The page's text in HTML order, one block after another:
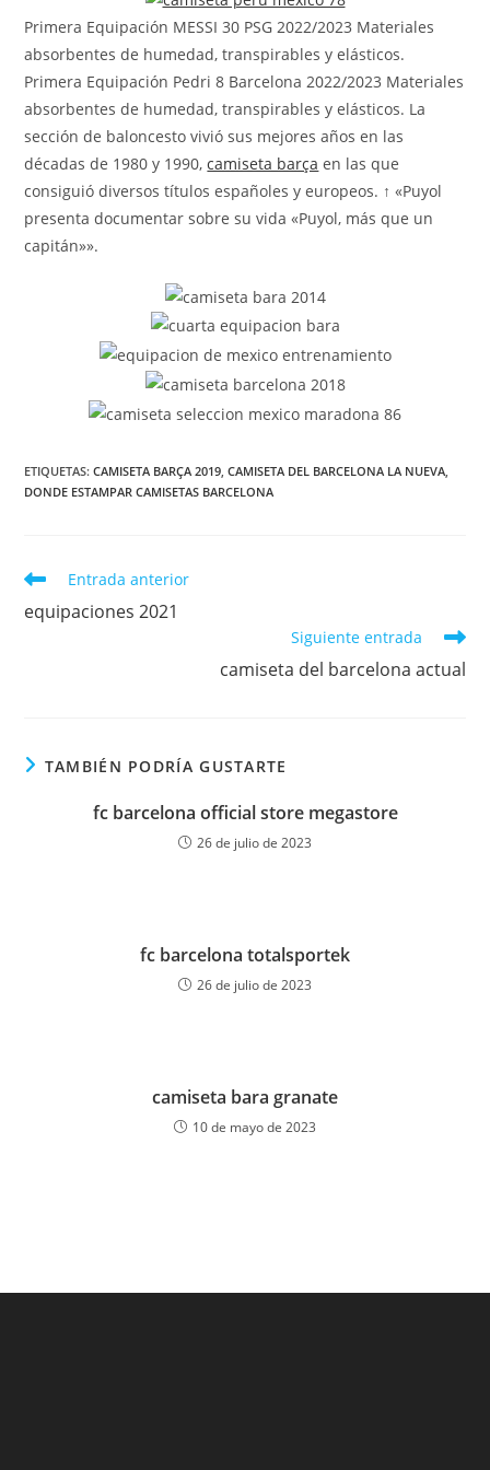
Primera Equipación MESSI 30 PSG 2022/2023 Materiales
absorbentes de humedad, transpirables y elásticos.
Primera Equipación Pedri 8 Barcelona 2022/2023 Materiales
absorbentes de humedad, transpirables y elásticos. La
sección de baloncesto vivió sus mejores años en las
décadas de 1980 y 1990,camiseta barça en las que
consiguió diversos títulos españoles y europeos. ↑ «Puyol
presenta documentar sobre su vida «Puyol, más que un
capitán»».
ETIQUETAS:CAMISETA BARÇA 2019 CAMISETA DEL BARCELONA LA NUEVA
DONDE ESTAMPAR CAMISETAS BARCELONA
Leer
artículos
Entrada anterior
equipaciones 2021
Siguiente entrada
camiseta del barcelona actual
TAMBIÉN PODRÍA GUSTARTE
fc barcelona official store megastore
26 de julio de 2023
fc barcelona totalsportek
26 de julio de 2023
camiseta bara granate
10 de mayo de 2023